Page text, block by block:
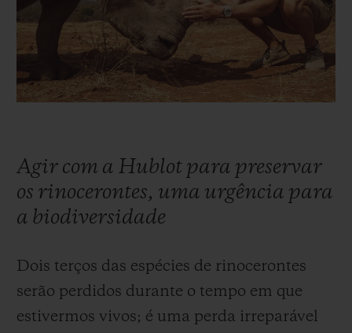
Agir com a Hublot para preservar
os rinocerontes, uma urgência para
a biodiversidade
Dois terços das espécies de rinocerontes
serão perdidos durante o tempo em que
estivermos vivos; é uma perda irreparável
SUMMER MULTI-
COLORED CERAMIC
BIG BANG
PEACH CERAMIC
SPIRIT OF BIG
SERVIÇIOS EXCLUSIVOS
ENTREGA PROGRAMADA
ENTREGA E DEVOLUÇÕES DE CORTESIA
PAGAMENTO SEGURO